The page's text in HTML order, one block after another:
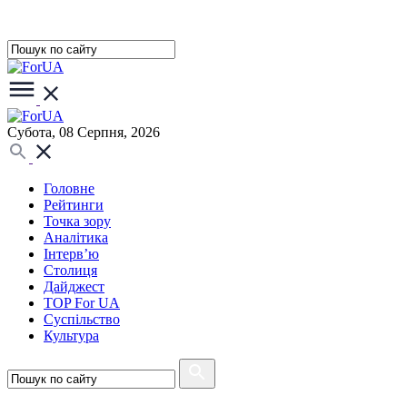
Субота, 08 Серпня, 2026
Головне
Рейтинги
Точка зору
Аналітика
Інтерв’ю
Столиця
Дайджест
TOP For UA
Суспiльство
Культура